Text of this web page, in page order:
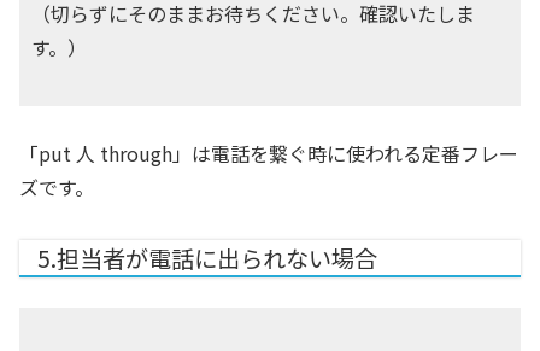
（切らずにそのままお待ちください。確認いたしま
す。）
「put 人 through」は電話を繋ぐ時に使われる定番フレー
ズです。
5.担当者が電話に出られない場合